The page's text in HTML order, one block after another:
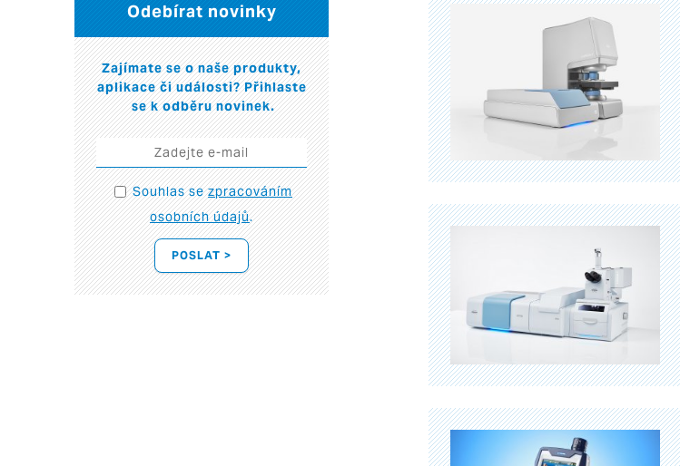
Odebírat novinky
Zajímate se o naše produkty,
aplikace či události? Přihlaste
se k odběru novinek.
Souhlas sezpracováním
osobních údajů.
POSLAT >